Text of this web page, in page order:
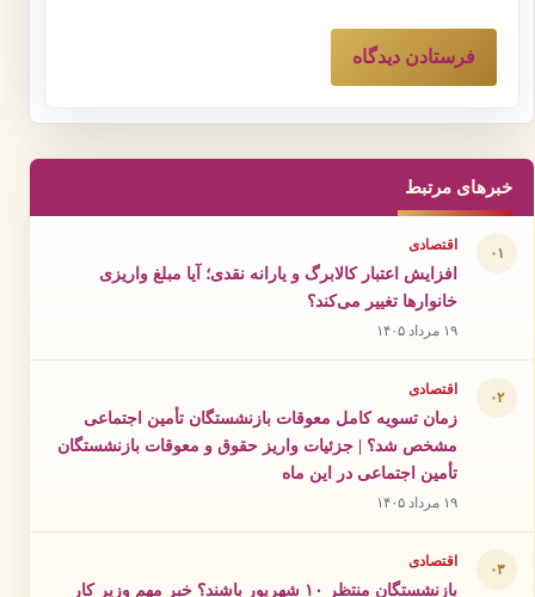
خبرهای مرتبط
۰۱ اقتصادی
افزایش اعتبار کالابرگ و یارانه نقدی؛ آیا مبلغ واریزی
خانوارها تغییر می‌کند؟
۱۹ مرداد ۱۴۰۵
۰۲ اقتصادی
زمان تسویه کامل معوقات بازنشستگان تأمین اجتماعی
مشخص شد؟ | جزئیات واریز حقوق و معوقات بازنشستگان
تأمین اجتماعی در این ماه
۱۹ مرداد ۱۴۰۵
۰۳ اقتصادی
بازنشستگان منتظر ۱۰ شهریور باشند؟ خبر مهم وزیر کار